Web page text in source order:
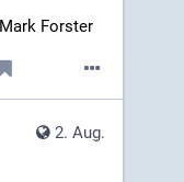
Forster
2. Aug.